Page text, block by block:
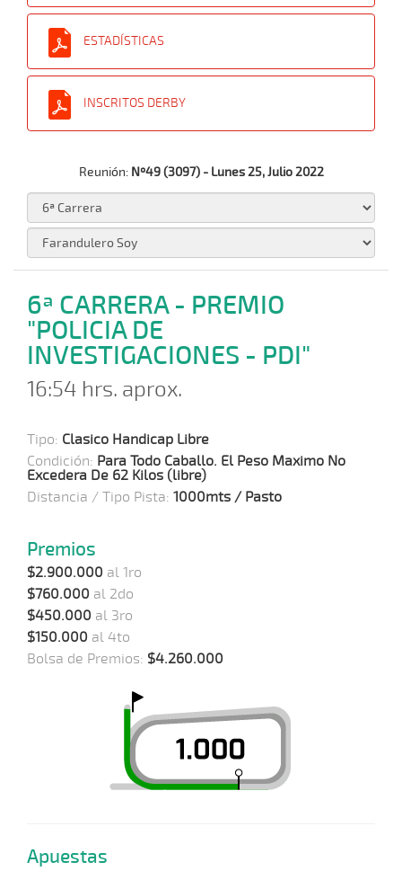
ESTADÍSTICAS
INSCRITOS DERBY
Reunión: Nº49 (3097) - Lunes 25, Julio 2022
6ª CARRERA - PREMIO
"POLICIA DE
INVESTIGACIONES - PDI"
16:54 hrs. aprox.
Tipo: Clasico Handicap Libre
Condición: Para Todo Caballo. El Peso Maximo No
Excedera De 62 Kilos (libre)
Distancia / Tipo Pista: 1000mts / Pasto
Premios
$2.900.000 al 1ro
$760.000 al 2do
$450.000 al 3ro
$150.000 al 4to
Bolsa de Premios: $4.260.000
Apuestas